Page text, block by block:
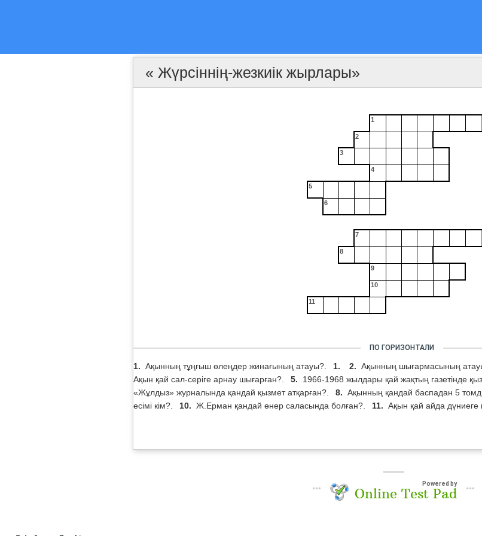
« Жүрсіннің-жезкиік жырлары»
1
2
3
4
5
6
7
8
9
10
11
ПО ГОРИЗОНТАЛИ
1. Ақынның тұңғыш өлеңдер жинағының атауы?. 1. 2. Ақынның шығармасының
Ақын қай сал-серіге арнау шығарған?.
5. 1966-1968 жылдары қай жақтың газетінде
«Жұлдыз» журналында қандай қызмет атқарған?.
8. Ақынның қандай баспадан 5
есімі кім?.
10. Ж.Ерман қандай өнер саласында болған?. 11. Ақын қай айда дүниеге
Powered by
Online Test Pad